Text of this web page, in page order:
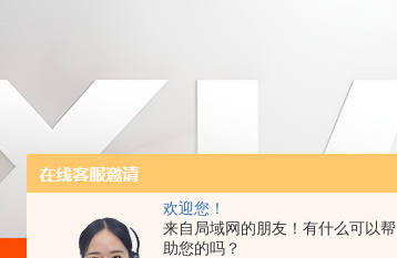
欢迎您！
来自局域网的朋友！有什么可以帮
助您的吗？